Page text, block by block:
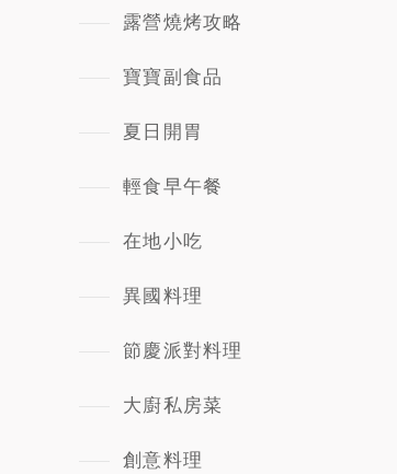
露營燒烤攻略
寶寶副食品
夏日開胃
輕食早午餐
在地小吃
異國料理
節慶派對料理
大廚私房菜
創意料理